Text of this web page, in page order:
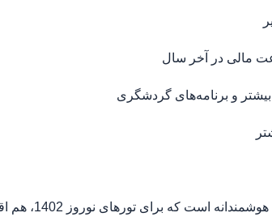
مالی در آخر سال
بیشتر و برنامه‌های گردشگری
اما با